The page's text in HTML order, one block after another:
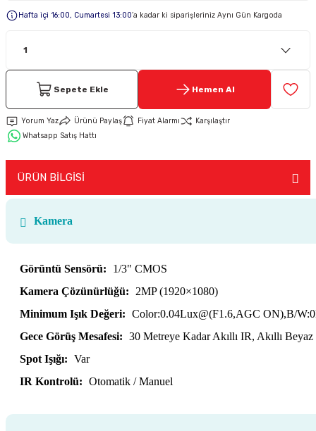
Hırsız Alarm Aksesuarlar
Hafta içi 16:00, Cumartesi 13:00’a kadar ki siparişleriniz Aynı Gün Kargoda
Sepete Ekle Hemen Al
Yorum Yaz Ürünü Paylaş Fiyat Alarmı
Karşılaştır
Whatsapp Satış Hattı
ÜRÜN BİLGİSİ
Kamera
Görüntü Sensörü:
1/3" CMOS
Kamera Çözünürlüğü:
2MP (1920×1080)
Minimum Işık Değeri: Color:0.04Lux@(F1.6,AGC ON),B/
Gece Görüş Mesafesi: 30 Metreye Kadar Akıllı IR, Akıllı Beyaz
Spot Işığı: Var
IR Kontrolü: Otomatik / Manuel